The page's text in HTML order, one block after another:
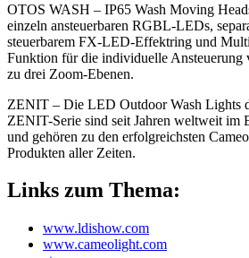
OTOS WASH – IP65 Wash Moving
einzeln ansteuerbaren RGBL-LEDs,
steuerbarem FX-LED-Effektring und
Funktion für die individuelle Ansteuerung
zu drei Zoom-Ebenen.
ZENIT – Die LED Outdoor Wash Lights
ZENIT-Serie sind seit Jahren weltweit im
und gehören zu den erfolgreichsten
Produkten aller Zeiten.
Links zum Thema:
www.ldishow.com
www.cameolight.com